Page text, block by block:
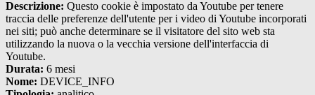
Descrizione: Questo cookie è impostato da Youtube per tenere
traccia delle preferenze dell'utente per i video di Youtube incorporati
nei siti; può anche determinare se il visitatore del sito web sta
utilizzando la nuova o la vecchia versione dell'interfaccia di
Youtube.
Durata: 6 mesi
Nome: DEVICE_INFO